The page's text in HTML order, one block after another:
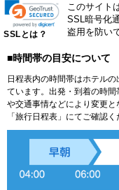
SSLとは？
このサイト
SSL暗号化
盗用を防い
■時間帯の目安について
日程表内の時間帯はホテル
ています。出発・到着の時
や交通事情などにより変更
「旅行日程表」にてご確認く